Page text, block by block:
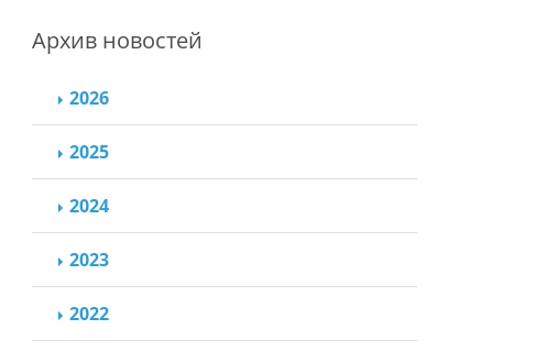
Архив новостей
2026
2025
2024
2023
2022